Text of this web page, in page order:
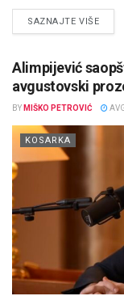
SAZNAJTE VIŠE
Alimpijević
avgustovski
BY MIŠKO PETROVIĆ
KOSARKA